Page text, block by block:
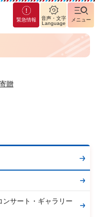
緊急情報
音声・文字
Language
メニュー
贈
サート・ギャラリー